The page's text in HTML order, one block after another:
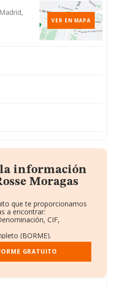
VER EN MAPA
la información
Moragas
que te proporcionamos
a encontrar:
CIF,
(BORME).
y Empleados.
y Administradores.
GRATUITO